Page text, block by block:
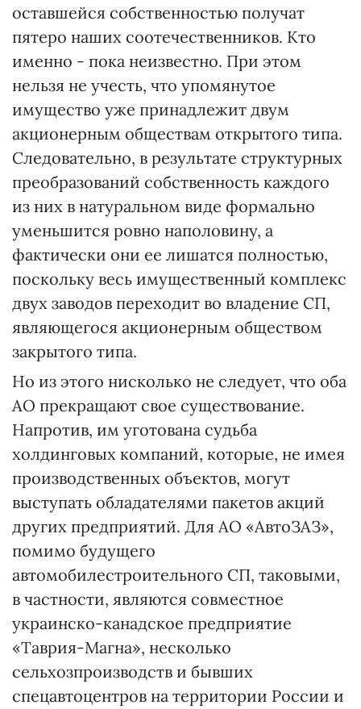
оставшейся собственностью получат
пятеро наших соотечественников. Кто
именно - пока неизвестно. При этом
нельзя не учесть, что упомянутое
имущество уже принадлежит двум
акционерным обществам открытого типа.
Следовательно, в результате структурных
преобразований собственность каждого
из них в натуральном виде формально
уменьшится ровно наполовину, а
фактически они ее лишатся полностью,
поскольку весь имущественный комплекс
двух заводов переходит во владение СП,
являющегося акционерным обществом
закрытого типа.
Но из этого нисколько не следует, что оба
АО прекращают свое существование.
Напротив, им уготована судьба
холдинговых компаний, которые, не имея
производственных объектов, могут
выступать обладателями пакетов акций
других предприятий. Для АО «АвтоЗАЗ»,
помимо будущего
автомобилестроительного СП, таковыми,
в частности, являются совместное
украинско-канадское предприятие
«Таврия-Магна», несколько
сельхозпроизводств и бывших
спецавтоцентров на территории России и